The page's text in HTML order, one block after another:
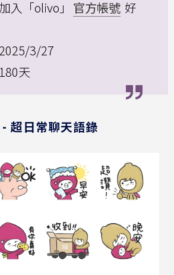
入「olivo」 官方帳號 好
3/27
天
日常聊天語錄